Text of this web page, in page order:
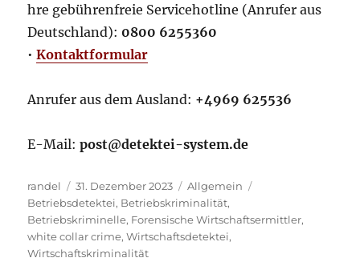
hre gebührenfreie Servicehotline (Anrufer aus
Deutschland): 0800 6255360
•Kontaktformular
Anrufer aus dem Ausland: +4969 625536
E-Mail:post@detektei-system.de
Autor
randel
Veröffentlicht
am
31. Dezember 2023 Kategorien
Allgemein
Betriebsdetektei, Betriebskriminalität,
Betriebskriminelle, Forensische Wirtschaftsermittler,
white collar crime,Wirtschaftsdetektei,
Wirtschaftskriminalität